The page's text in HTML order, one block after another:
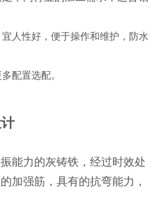
人性好，便于操作和维护，防水
配置选配。
能力的灰铸铁，经过时效处
加强筋，具有的抗弯能力，